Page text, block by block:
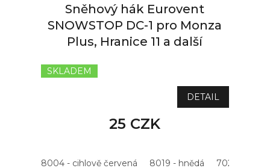
Sněhový hák Eurovent
SNOWSTOP DC-1 pro Monza
Plus, Hranice 11 a další
SKLADEM
25 CZK
DETAIL
8004 - cihlově červená 8019 - hnědá 7021 -